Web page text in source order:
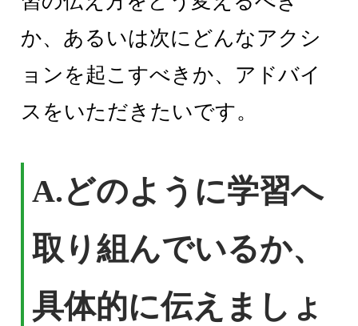
か、あるいは次にどんなアクシ
ョンを起こすべきか、アドバイ
スをいただきたいです。
A.どのように学習へ
取り組んでいるか、
具体的に伝えましょ